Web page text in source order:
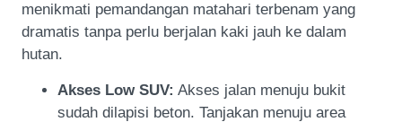
menikmati pemandangan matahari terbenam yang
dramatis tanpa perlu berjalan kaki jauh ke dalam
hutan.
Akses Low SUV: Akses jalan menuju bukit
sudah dilapisi beton. Tanjakan menuju area